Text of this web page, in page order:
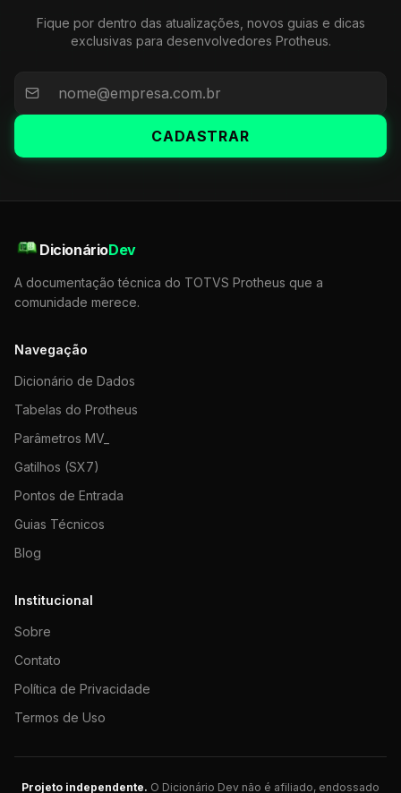
Fique por dentro das atualizações, novos guias e dicas
exclusivas para desenvolvedores Protheus.
CADASTRAR
DicionárioDev
A documentação técnica do TOTVS Protheus que a
comunidade merece.
Navegação
Dicionário de Dados
Tabelas do Protheus
Parâmetros MV_
Gatilhos (SX7)
Pontos de Entrada
Guias Técnicos
Blog
Institucional
Sobre
Contato
Política de Privacidade
Termos de Uso
Projeto independente. O Dicionário Dev não é afiliado, endossado